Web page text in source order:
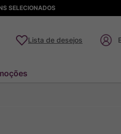
SELECIONADOS
Lista de desejos